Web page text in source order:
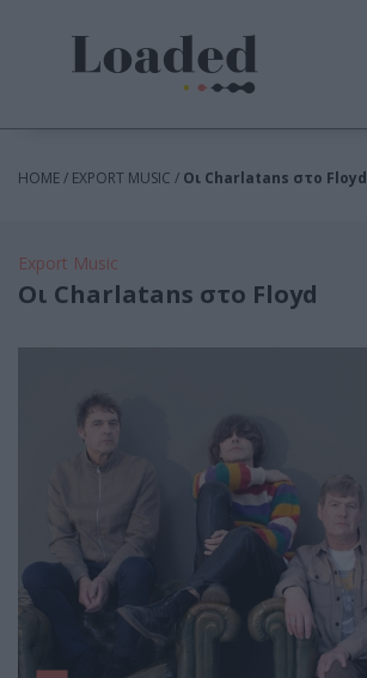
HOME / EXPORT MUSIC / Οι Charlatans στο Floyd
Export Music
Οι Charlatans στο Floyd